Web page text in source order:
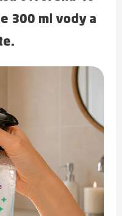
300 ml vodya